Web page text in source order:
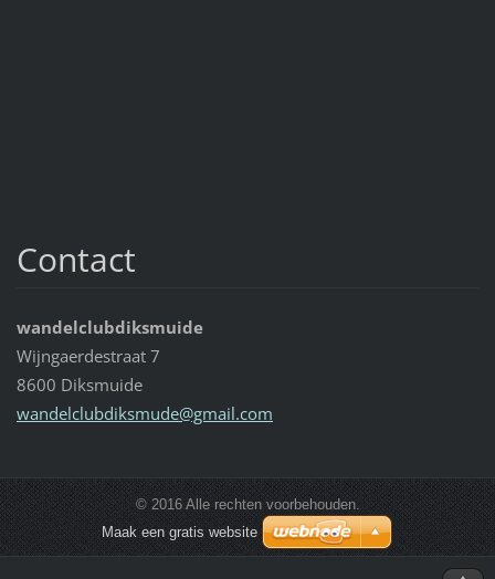
Contact
wandelclubdiksmuide
Wijngaerdestraat 7
8600 Diksmuide
wandelclubdiksmude@gmail.com
© 2016 Alle rechten voorbehouden.
Maak een gratis website